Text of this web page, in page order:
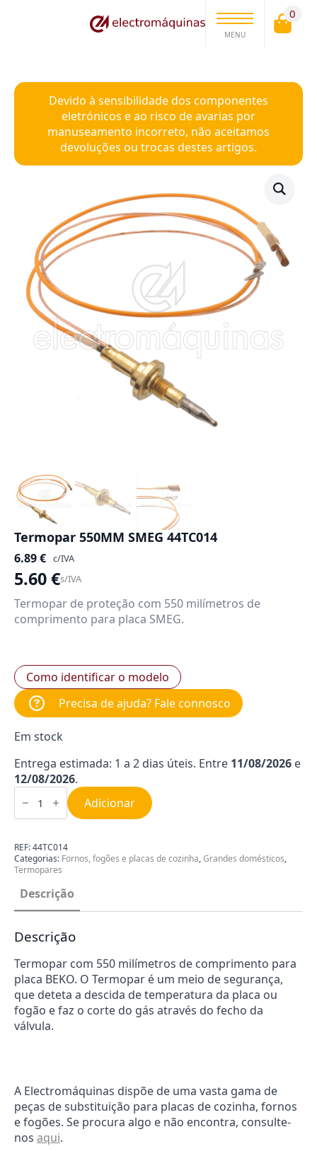
MENU
0
Devido à sensibilidade dos componentes
eletrónicos e ao risco de avarias por
manuseamento incorreto, não aceitamos
devoluções ou trocas destes artigos.
Termopar 550MM SMEG 44TC014
6.89€ c/IVA
5.60€s/IVA
Termopar de proteção com 550 milímetros de
comprimento para placa SMEG.
Como identificar o modelo
Precisa de ajuda? Fale connosco
Em stock
Entrega estimada: 1 a 2 dias úteis. Entre 11/08/2026 e
12/08/2026.
Quantidade
de
550MM
44TC014
Adicionar
REF:44TC014
Categorias: Fornos, fogões e placas de cozinha,Grandes domésticos,
Termopares
Descrição
Descrição
Termopar com 550 milímetros de comprimento para
placa BEKO. O Termopar é um meio de segurança,
que deteta a descida de temperatura da placa ou
fogão e faz o corte do gás através do fecho da
válvula.
A Electromáquinas dispõe de uma vasta gama de
peças de substituição para placas de cozinha, fornos
e fogões. Se procura algo e não encontra, consulte-
nos aqui.